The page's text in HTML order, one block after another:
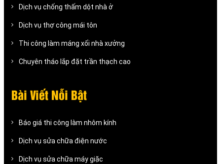
Dịch vụ chống thấm dột nhà ở
Dịch vụ thợ công mái tôn
Thi công làm máng xối nhà xưởng
Chuyên tháo lắp đặt trần thạch cao
Bài Viết Nỗi Bật
Báo giá thi công làm nhôm kính
Dịch vụ sửa chữa điện nước
Dịch vụ sửa chữa máy giặc